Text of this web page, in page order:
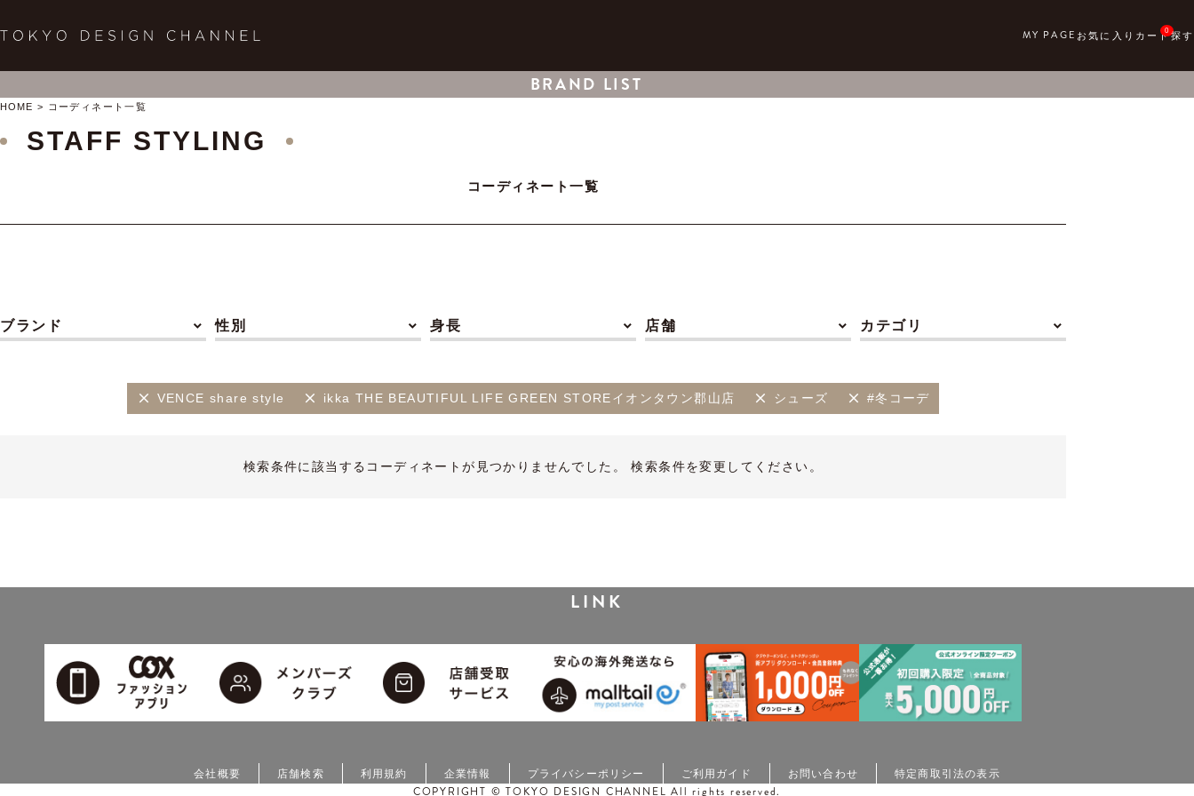
0
BRAND LIST
HOME コーディネート一覧
STAFF STYLING
コーディネート一覧
ブランド 性別 身長 店舗 カテゴリ
VENCE share style ikka THE BEAUTIFUL LIFE GREEN STOREイオンタウン郡山店 シューズ #冬コーデ
検索条件に該当するコーディネートが見つかりませんでした。 検索条件を変更してください。
LINK
会社概要 店舗検索 利用規約 企業情報 プライバシーポリシー ご利用ガイド お問い合わせ 特定商取引法の表示
COPYRIGHT © TOKYO DESIGN CHANNEL All rights reserved.